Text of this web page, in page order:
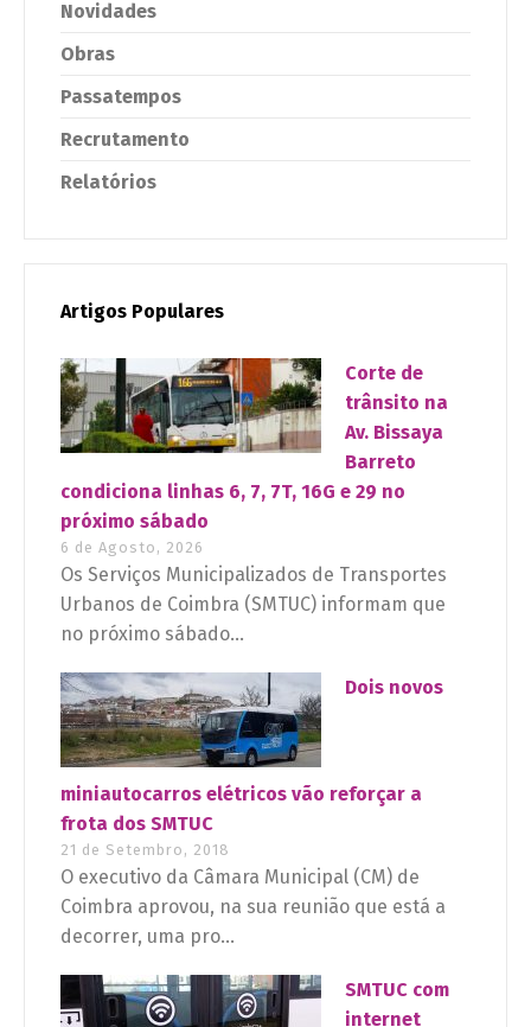
Novidades
Obras
Passatempos
Recrutamento
Relatórios
Artigos Populares
Corte de
trânsito na
Av. Bissaya
Barreto
condiciona linhas 6, 7, 7T, 16G e 29 no
próximo sábado
6 de Agosto, 2026
Os Serviços Municipalizados de Transportes
Urbanos de Coimbra (SMTUC) informam que
no próximo sábado...
Dois novos
miniautocarros elétricos vão reforçar a
frota dos SMTUC
21 de Setembro, 2018
O executivo da Câmara Municipal (CM) de
Coimbra aprovou, na sua reunião que está a
decorrer, uma pro...
SMTUC com
internet